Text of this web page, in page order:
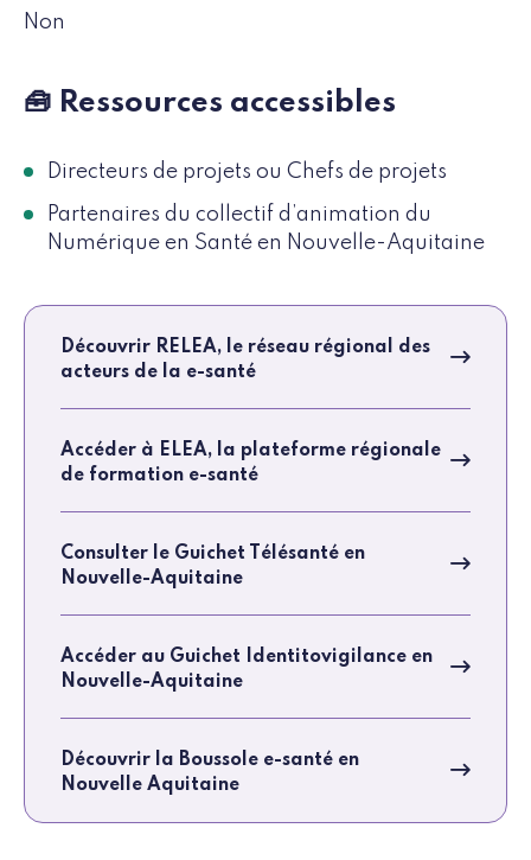
Non
🧰 Ressources accessibles
Directeurs de projets ou Chefs de projets
Partenaires du collectif d’animation du
Numérique en Santé en Nouvelle-Aquitaine
Découvrir RELEA, le réseau régional des
acteurs de la e-santé
Accéder à ELEA, la plateforme régionale
de formation e-santé
Consulter le Guichet Télésanté en
Nouvelle-Aquitaine
Accéder au Guichet Identitovigilance en
Nouvelle-Aquitaine
Découvrir la Boussole e-santé en
Nouvelle Aquitaine